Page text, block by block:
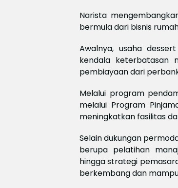
Narista
bermula dari bisnis
Awalnya, usaha
kendala keterbatasan
pembiayaan dari
Melalui program
melalui Program
meningkatkan fasilitas
Selain dukungan
berupa pelatihan
hingga strategi
berkembang dan